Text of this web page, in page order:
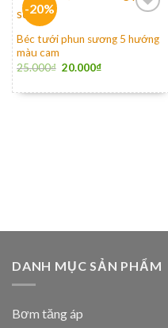
-20%
Béc tưới phun sương 5 hướng
màu cam
25.000₫ 20.000₫
DANH MỤC SẢN PHẨM
Bơm tăng áp